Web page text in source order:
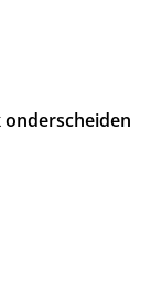
onderscheiden